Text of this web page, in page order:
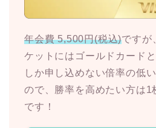
年会費 5,500円(税込)ですが
ケットにはゴールドカード
しか申し込めない倍率の低
ので、勝率を高めたい方は1
です！